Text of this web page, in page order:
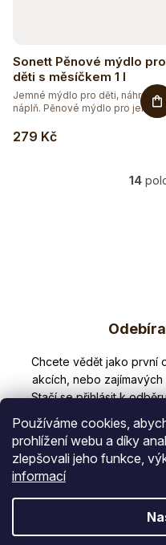
Používáme cookies,
prohlížení webu a díky
zlepšovali jeho funkce,
informací
Sonett Pěnové mýdlo pro
děti s měsíčkem 1 l
279 Kč
Jemné mýdlo pro děti, náhradní
náplň. Pěnové mýdlo pro jemné...
14
a
Nezmeškejte
Vložením
podmínkami ochrany